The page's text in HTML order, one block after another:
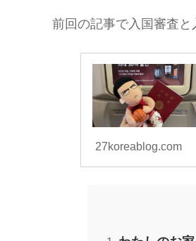
前回の記事で入国審査と
27koreablog.com